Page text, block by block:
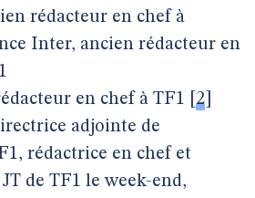
rédacteur en chef à
Inter, ancien rédacteur en
en chef à TF1 2
adjointe de
rédactrice en chef et
de TF1 le week-end,